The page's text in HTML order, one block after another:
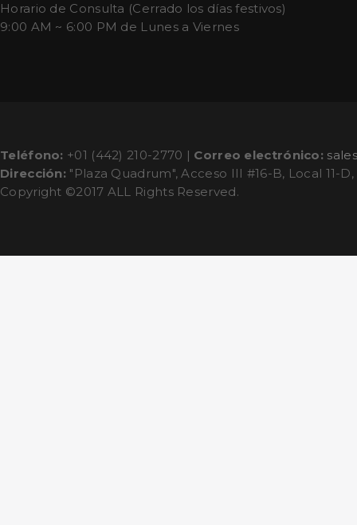
Horario de Consulta (Cerrado los días festivos)
9:00 AM ~ 6:00 PM de Lunes a Viernes
Teléfono: +01 (442) 210-2770 | Correo electrónico:
Dirección: "Plaza Quadrum", Acceso III #16-B, Local 11-
Copyright ©2017 ALL Rights Reserved.